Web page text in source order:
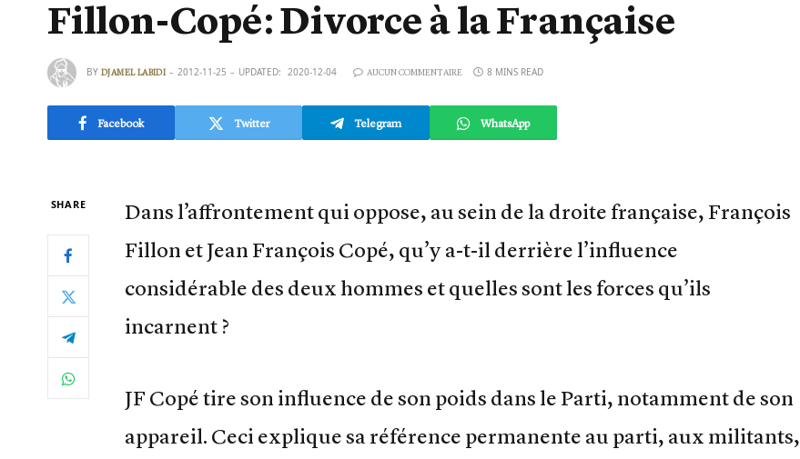
Fillon-Copé: Divorce à la Française
BY DJAMEL LABIDI 2012-11-25 UPDATED: 2020-12-04 AUCUN COMMENTAIRE 8 MINS READ
Facebook Twitter Telegram WhatsApp
SHARE
Dans l’affrontement qui oppose, au sein de la droite française, François
Fillon et Jean François Copé, qu’y a-t-il derrière l’influence
considérable des deux hommes et quelles sont les forces qu’ils
incarnent ?
JF Copé tire son influence de son poids dans le Parti, notamment de son
appareil. Ceci explique sa référence permanente au parti, aux militants,